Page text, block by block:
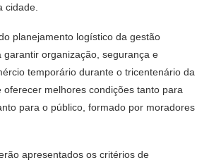
cidade.
planejamento logístico da gestão
garantir organização, segurança e
temporário durante o tricentenário da
oferecer melhores condições tanto para
para o público, formado por moradores
apresentados os critérios de